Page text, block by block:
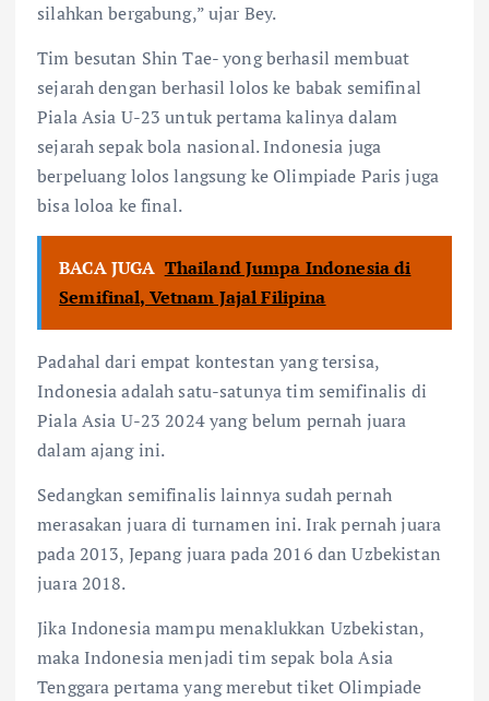
silahkan bergabung,” ujar Bey.
Tim besutan Shin Tae- yong berhasil membuat
sejarah dengan berhasil lolos ke babak semifinal
Piala Asia U-23 untuk pertama kalinya dalam
sejarah sepak bola nasional. Indonesia juga
berpeluang lolos langsung ke Olimpiade Paris juga
bisa loloa ke final.
BACA JUGA Thailand Jumpa Indonesia di
Semifinal, Vetnam Jajal Filipina
Padahal dari empat kontestan yang tersisa,
Indonesia adalah satu-satunya tim semifinalis di
Piala Asia U-23 2024 yang belum pernah juara
dalam ajang ini.
Sedangkan semifinalis lainnya sudah pernah
merasakan juara di turnamen ini. Irak pernah juara
pada 2013, Jepang juara pada 2016 dan Uzbekistan
juara 2018.
Jika Indonesia mampu menaklukkan Uzbekistan,
maka Indonesia menjadi tim sepak bola Asia
Tenggara pertama yang merebut tiket Olimpiade